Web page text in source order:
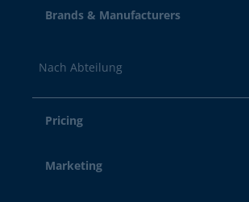
Brands & Manufacturers
Nach Abteilung
Pricing
Marketing